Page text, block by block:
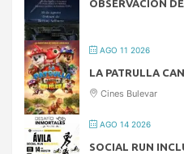
OBSERVACIÓN
AGO 11 2026
LA PATRULLA
Cines Bulevar
AGO 14 2026
SOCIAL RUN